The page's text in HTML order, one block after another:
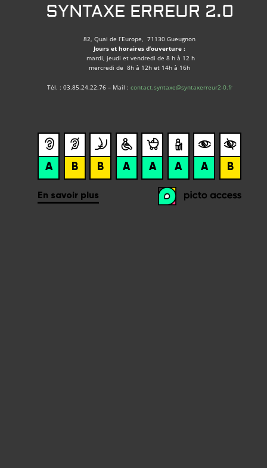
SYNTAXE ERREUR 2.0
82, Quai de l’Europe, 71130 Gueugnon
Jours et horaires d’ouverture :
mardi, jeudi et vendredi de 8 h à 12 h
mercredi de 8h à 12h et 14h à 16h
Tél. : 03.85.24.22.76 – Mail : contact.syntaxe@syntaxerreur2-0.fr